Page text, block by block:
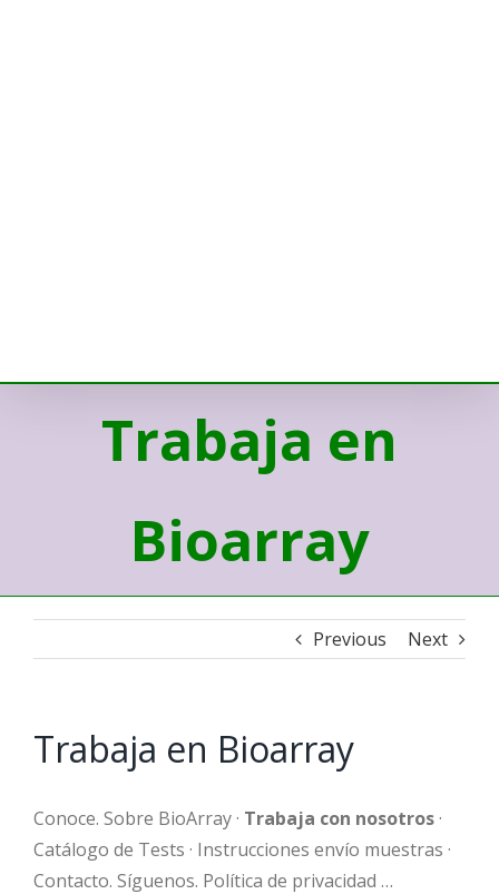
Trabaja en
Bioarray
Previous Next
Trabaja en Bioarray
Conoce. Sobre BioArray · Trabaja con nosotros·
Catálogo de Tests · Instrucciones envío muestras ·
Contacto. Síguenos. Política de privacidad …